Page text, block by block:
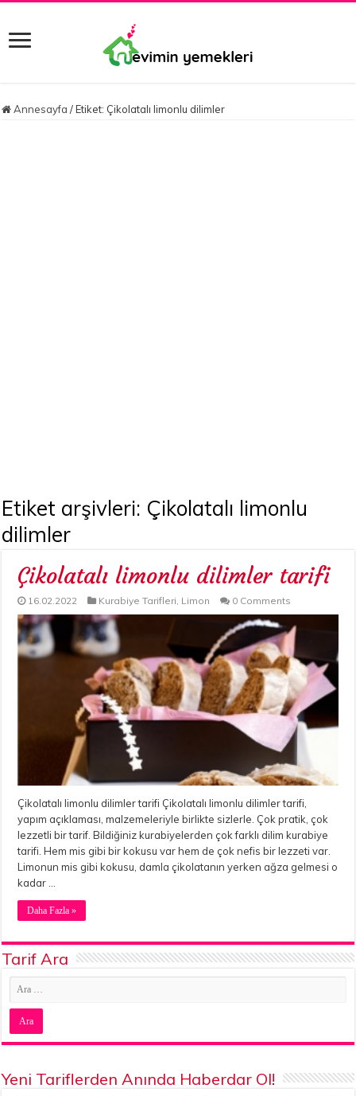
Annesayfa / Etiket: Çikolatalı limonlu dilimler
Etiket arşivleri: Çikolatalı limonlu
dilimler
Çikolatalı limonlu dilimler tarifi
16.02.2022 Kurabiye Tarifleri, Limon 0 Comments
Çikolatalı limonlu dilimler tarifi Çikolatalı limonlu dilimler tarifi,
yapım açıklaması, malzemeleriyle birlikte sizlerle. Çok pratik, çok
lezzetli bir tarif. Bildiğiniz kurabiyelerden çok farklı dilim kurabiye
tarifi. Hem mis gibi bir kokusu var hem de çok nefis bir lezzeti var.
Limonun mis gibi kokusu, damla çikolatanın yerken ağza gelmesi o
kadar …
Daha Fazla »
Tarif Ara
Yeni Tariflerden Anında Haberdar Ol!